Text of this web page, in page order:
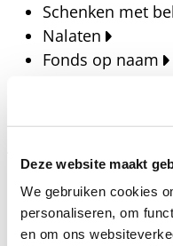
Deze website maakt
We gebruiken cookies
personaliseren, om
en om ons
Schenken met
Nalaten
Fonds op naam
Blijf op de hoogte
publicaties en
en onze missie.